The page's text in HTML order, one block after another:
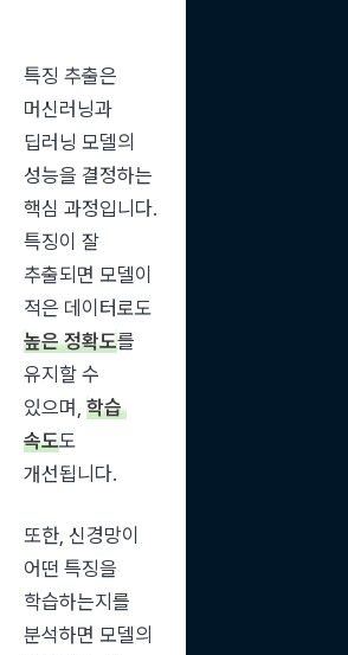
특징 추출은
머신러닝과
딥러닝 모델의
성능을 결정하는
핵심 과정입니다.
특징이 잘
추출되면 모델이
높은 정확도를
유지할 수
있으며, 학습
속도도
개선됩니다.
또한, 신경망이
어떤 특징을
학습하는지를
분석하면 모델의